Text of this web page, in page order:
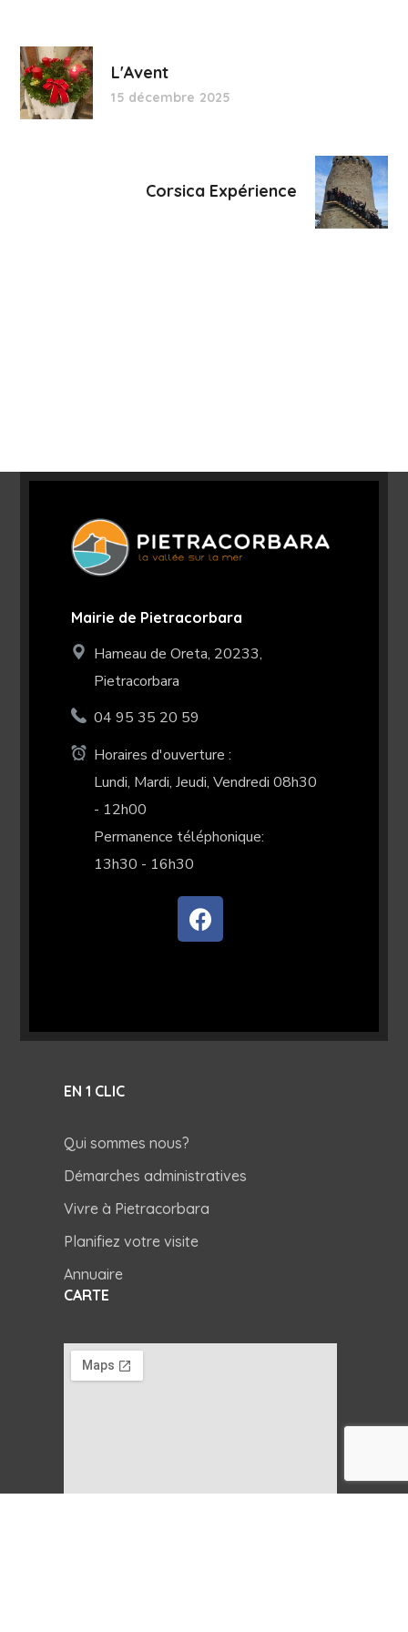
L'Avent
15 décembre 2025
Corsica Expérience
Mairie de Pietracorbara
Hameau de Oreta, 20233,
Pietracorbara
04 95 35 20 59
Horaires d'ouverture :
Lundi, Mardi, Jeudi, Vendredi 08h30
- 12h00
Permanence téléphonique:
13h30 - 16h30
EN 1 CLIC
Qui sommes nous?
Démarches administratives
Vivre à Pietracorbara
Planifiez votre visite
Annuaire
CARTE